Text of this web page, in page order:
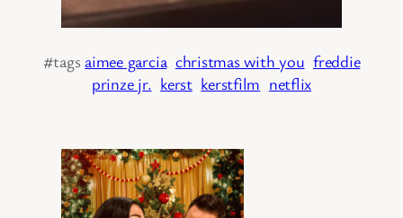
#tags aimee garcia christmas with you freddie
prinze jr. kerst kerstfilm netflix